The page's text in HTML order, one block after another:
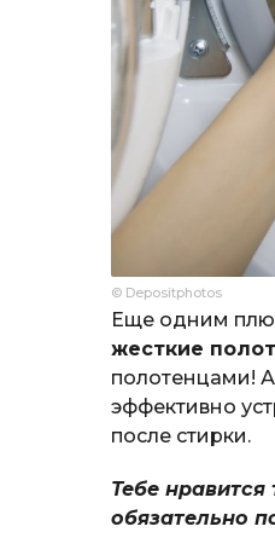
© Depositphotos
Еще одним
жесткие
полотенцами! А
эффективно
после стирки.
Тебе
обязательно